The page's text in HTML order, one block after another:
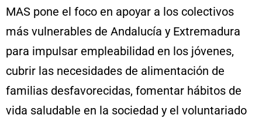
MAS pone el foco en apoyar a los colectivos
más vulnerables de Andalucía y Extremadura
para impulsar empleabilidad en los jóvenes,
cubrir las necesidades de alimentación de
familias desfavorecidas, fomentar hábitos de
vida saludable en la sociedad y el voluntariado